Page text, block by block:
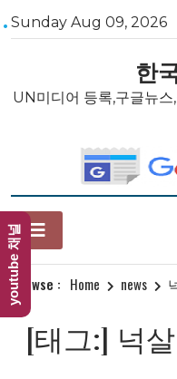
Skip
to
Sunday Aug 09, 2026
한
UN미디어 등록,구글뉴스
Browse : Home news
[태그:] 넉살
youtube 채널